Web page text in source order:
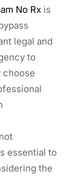
No Rx is
legal and
to
choose
essential to
the